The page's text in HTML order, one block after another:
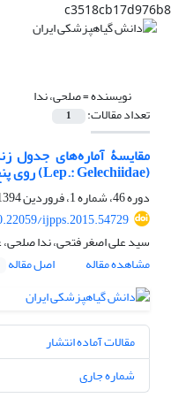
c3518cb17d976b8
نویسنده =صلحی، ندا
تعداد مقالات: 1
(Lep.: Gelechiidae) روی پنج رقم گوجه‌فرنگی اهلی
دوره 46، شماره 1، فروردین 1394، صفحه
ijpps.2015.54729
سید علی اصغر فتحی، ندا
مشاهده مقاله
اصل مقاله
مقالات آماده انتشار
شماره جاری